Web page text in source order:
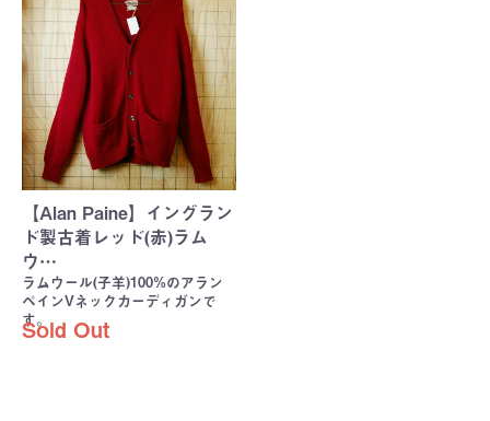
【Alan Paine】イングラン
ド製古着レッド(赤)ラム
ウ…
ラムウール(子羊)100%のアラン
ペインVネックカーディガンで
す。
Sold Out